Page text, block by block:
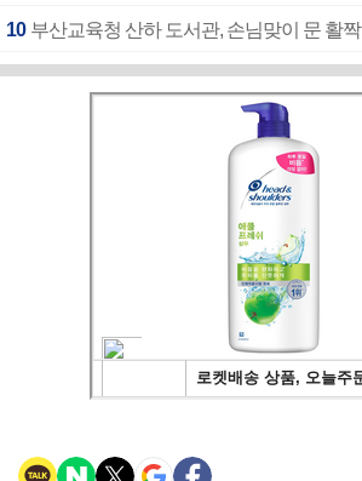
10 부산교육청 산하 도서관, 손님맞이 문 활짝